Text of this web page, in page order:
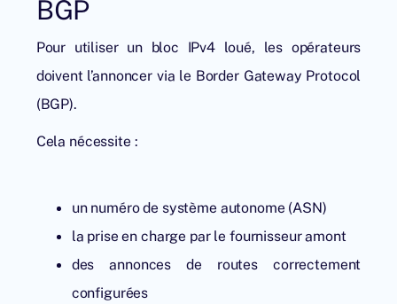
BGP
Pour utiliser un bloc IPv4 loué, les opérateurs
doivent l’annoncer via le Border Gateway Protocol
(BGP).
Cela nécessite :
un numéro de système autonome (ASN)
la prise en charge par le fournisseur amont
des annonces de routes correctement
configurées